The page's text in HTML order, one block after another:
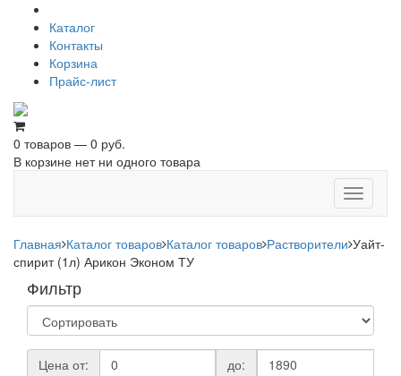
Каталог
Контакты
Корзина
Прайс-лист
0 товаров — 0 руб.
В корзине нет ни одного товара
Toggle
Главная Каталог товаров Каталог товаров Растворители Уайт-
спирит (1л) Арикон Эконом ТУ
Фильтр
Цена от: до: